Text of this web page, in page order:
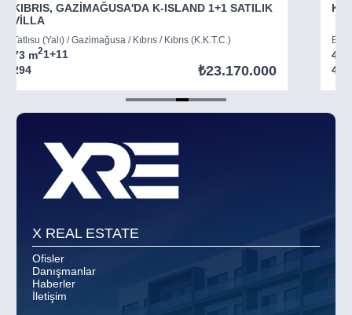
KIBRIS, GAZİMAĞUSA'DA K-ISLAND 1+1 SATILIK
VİLLA
Tatlısu (Yalı) / Gazimağusa / Kıbrıs / Kıbrıs (K.K.T.C.)
73 m21+11
294
₺23.170.000
45
403
of
X REAL ESTATE
Ofisler
Danışmanlar
Haberler
İletişim